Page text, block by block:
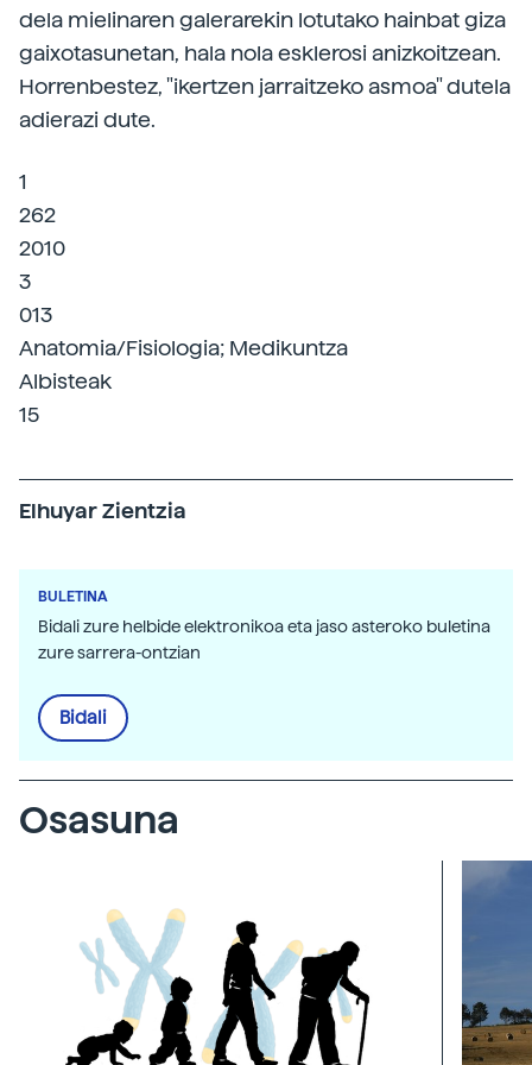
dela mielinaren galerarekin lotutako hainbat giza
gaixotasunetan, hala nola esklerosi anizkoitzean.
Horrenbestez, "ikertzen jarraitzeko asmoa" dutela
adierazi dute.
1
262
2010
3
013
Anatomia/Fisiologia; Medikuntza
Albisteak
15
Elhuyar Zientzia
BULETINA
Bidali zure helbide elektronikoa eta jaso asteroko buletina
zure sarrera-ontzian
Bidali
Osasuna